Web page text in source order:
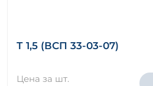
Т 1,5 (ВСП 33-03-07)
Цена за шт.